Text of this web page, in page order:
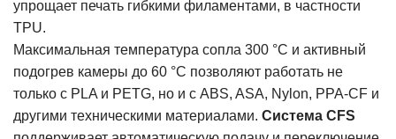
упрощает печать гибкими филаментами, в частности
TPU.
Максимальная температура сопла 300 °C и активный
подогрев камеры до 60 °C позволяют работать не
только с PLA и PETG, но и с ABS, ASA, Nylon, PPA-CF и
другими техническими материалами. Система CFS